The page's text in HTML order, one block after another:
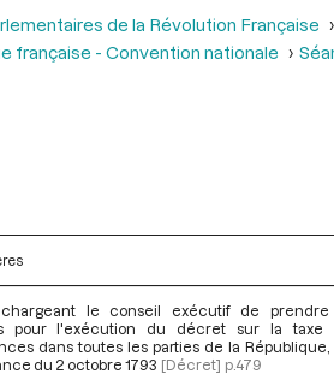
de la Révolution Française
française - Convention nationale
le conseil exécutif de prendre
pour l'exécution du décret sur la taxe
dans toutes les parties de la République,
du 2 octobre 1793 [Décret] p.479